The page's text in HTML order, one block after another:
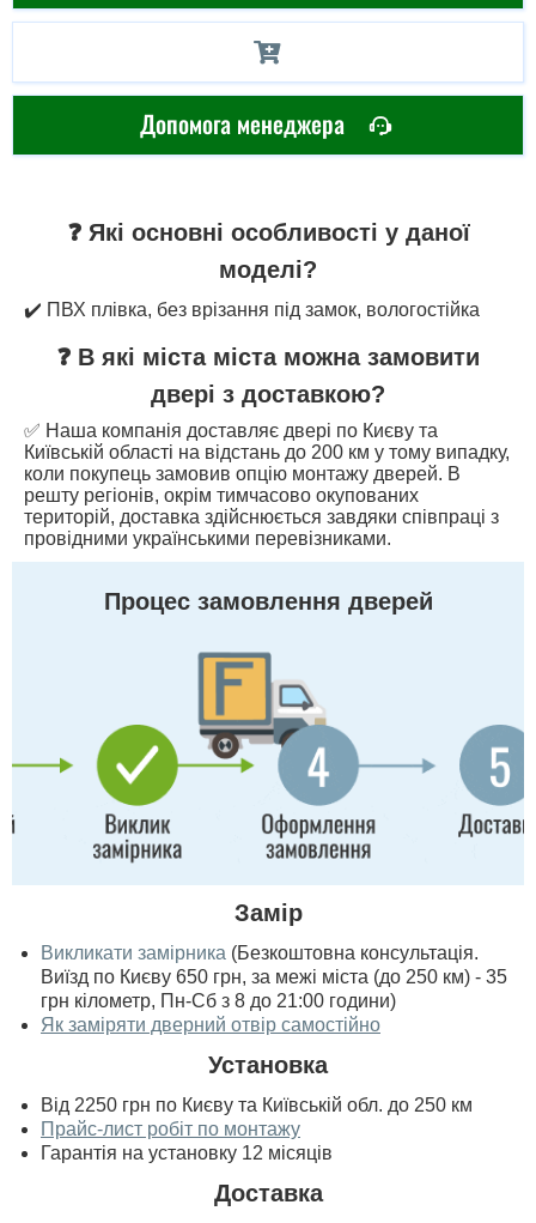
Допомога менеджера
❓ Які основні особливості у даної
моделі?
✔️ ПВХ плівка, без врізання під замок, вологостійка
❓ В які міста міста можна замовити
двері з доставкою?
✅ Наша компанія доставляє двері по Києву та
Київській області на відстань до 200 км у тому випадку,
коли покупець замовив опцію монтажу дверей. В
решту регіонів, окрім тимчасово окупованих
територій, доставка здійснюється завдяки співпраці з
провідними українськими перевізниками.
Процес замовлення дверей
Замір
Викликати замірника (Безкоштовна консультація.
Виїзд по Києву 650 грн, за межі міста (до 250 км) - 35
грн кілометр, Пн-Сб з 8 до 21:00 години)
Як заміряти дверний отвір самостійно
Установка
Від 2250 грн по Києву та Київській обл. до 250 км
Прайс-лист робіт по монтажу
Гарантія на установку 12 місяців
Доставка